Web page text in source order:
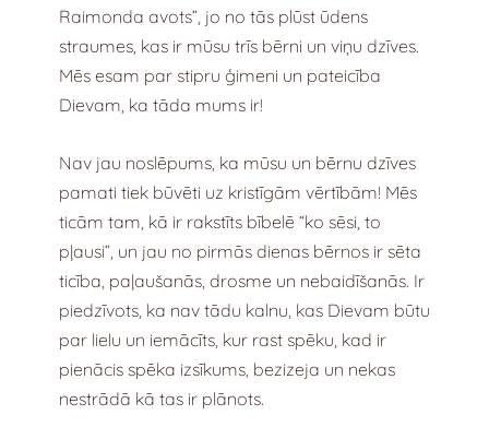
Raimonda avots”, jo no tās plūst ūdens
straumes, kas ir mūsu trīs bērni un viņu dzīves.
Mēs esam par stipru ģimeni un pateicība
Dievam, ka tāda mums ir!
Nav jau noslēpums, ka mūsu un bērnu dzīves
pamati tiek būvēti uz kristīgām vērtībām! Mēs
ticām tam, kā ir rakstīts bībelē “ko sēsi, to
pļausi”, un jau no pirmās dienas bērnos ir sēta
ticība, paļaušanās, drosme un nebaidīšanās. Ir
piedzīvots, ka nav tādu kalnu, kas Dievam būtu
par lielu un iemācīts, kur rast spēku, kad ir
pienācis spēka izsīkums, bezizeja un nekas
nestrādā kā tas ir plānots.